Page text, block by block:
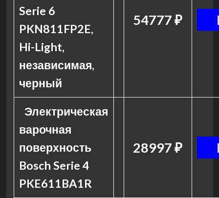
Serie 6
PKN811FP2E,
Hi-Light,
независимая,
черный
54777 ₽
Электрическая
варочная
поверхность
Bosch Serie 4
PKE611BA1R
28997 ₽